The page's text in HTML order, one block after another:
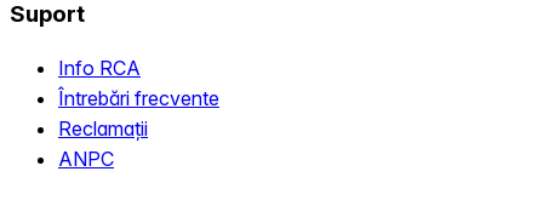
Suport
Info RCA
Întrebări frecvente
Reclamații
ANPC